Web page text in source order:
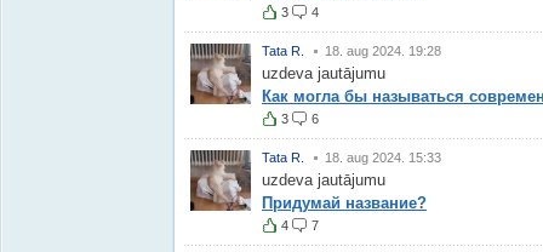
3 4
Tata R. 18. aug 2024. 19:28
uzdeva jautājumu
Как могла бы называться
3 6
Tata R. 18. aug 2024. 15:33
uzdeva jautājumu
Придумай название?
4 7